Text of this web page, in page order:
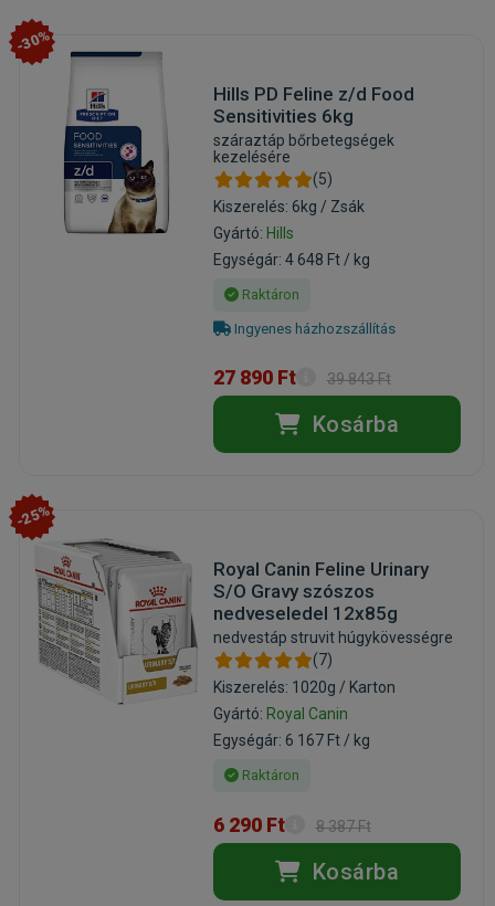
-30%
Hills PD Feline z/d Food
Sensitivities 6kg
száraztáp bőrbetegségek
kezelésére
(5)
Kiszerelés: 6kg / Zsák
Gyártó: Hills
Egységár: 4 648 Ft / kg
Raktáron
Ingyenes házhozszállítás
27 890 Ft 39 843 Ft
Kosárba
-25%
Royal Canin Feline Urinary
S/O Gravy szószos
nedveseledel 12x85g
nedvestáp struvit húgykövességre
(7)
Kiszerelés: 1020g / Karton
Gyártó: Royal Canin
Egységár: 6 167 Ft / kg
Raktáron
6 290 Ft 8 387 Ft
Kosárba